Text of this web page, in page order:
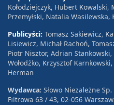
Kołodziejczyk, Hubert Kowalski,
Przemyłski, Natalia Wasilewska,
Publicyści: Tomasz Sakiewicz,
Lisiewicz, Michał Rachoń,
Piotr Nisztor, Adrian
Wołodźko, Krzysztof
Herman
Wydawca: Słowo Niezależne Sp.
Filtrowa 63 / 43, 02-056